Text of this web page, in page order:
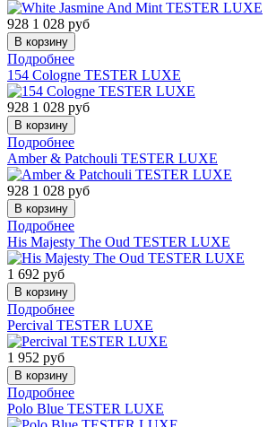
928 1 028 руб
Подробнее
154 Cologne TESTER LUXE
928 1 028 руб
Подробнее
Amber & Patchouli TESTER LUXE
928 1 028 руб
Подробнее
His Majesty The Oud TESTER LUXE
1 692 руб
Подробнее
Percival TESTER LUXE
1 952 руб
Подробнее
Polo Blue TESTER LUXE